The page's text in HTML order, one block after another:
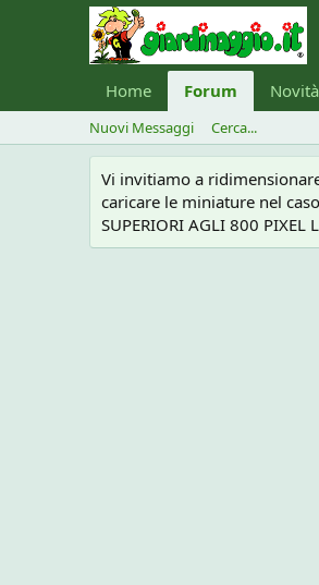
Home Forum Novità
Nuovi Messaggi Cerca...
Vi invitiamo a
caricare le miniature nel
SUPERIORI AGLI 800 PIXEL